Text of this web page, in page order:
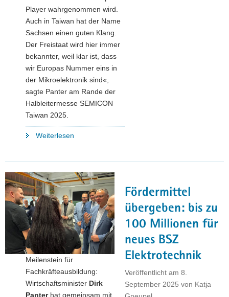
Player wahrgenommen wird.
Auch in Taiwan hat der Name
Sachsen einen guten Klang.
Der Freistaat wird hier immer
bekannter, weil klar ist, dass
wir Europas Nummer eins in
der Mikroelektronik sind«,
sagte Panter am Rande der
Halbleitermesse SEMICON
Taiwan 2025.
Weiterlesen
dem
Branchen-
Event
SEMICON
Taiwan
2025"
Fördermittel
übergeben: bis zu
100 Millionen für
neues BSZ
Elektrotechnik
Veröffentlicht am 8.
September 2025 von Katja
Meilenstein für
Fachkräfteausbildung:
Wirtschaftsminister Dirk
Panterhat gemeinsam mit